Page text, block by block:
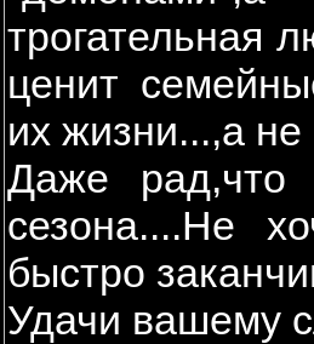
трогательная
ценит
их жизни...,а не
Даже рад,что
сезона....Не
быстро
Удачи вашему